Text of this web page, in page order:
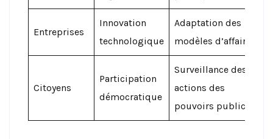
Entreprises
Innovation
technologique
Adaptation des
modèles d’affaires
Citoyens
Participation
démocratique
Surveillance des
actions des
pouvoirs publics